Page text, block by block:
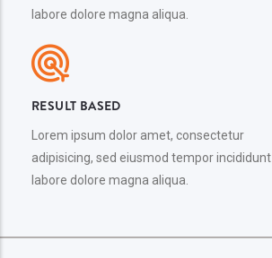
labore dolore magna aliqua.
RESULT BASED
Lorem ipsum dolor amet, consectetur
adipisicing, sed eiusmod tempor incididunt
labore dolore magna aliqua.